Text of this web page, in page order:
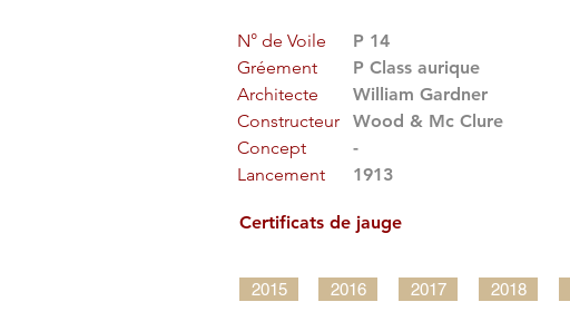
N° de Voile
P 14
Gréement
P Class aurique
Architecte
William Gardner
Constructeur
Wood & Mc Clure
Concept
-
Lancement
1913
Certificats de jauge
2015 2016 2017 2018